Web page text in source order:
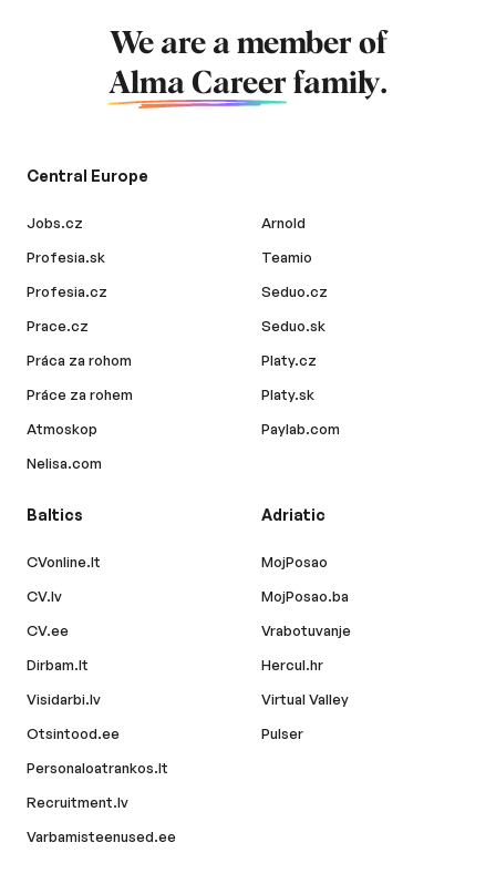
We are a member of
Alma Career family.
Central Europe
Jobs.cz
Profesia.sk
Profesia.cz
Prace.cz
Práca za rohom
Práce za rohem
Atmoskop
Nelisa.com
Arnold
Teamio
Seduo.cz
Seduo.sk
Platy.cz
Platy.sk
Paylab.com
Baltics
CVonline.lt
CV.lv
CV.ee
Dirbam.lt
Visidarbi.lv
Otsintood.ee
Personaloatrankos.lt
Recruitment.lv
Varbamisteenused.ee
Adriatic
MojPosao
MojPosao.ba
Vrabotuvanje
Hercul.hr
Virtual Valley
Pulser